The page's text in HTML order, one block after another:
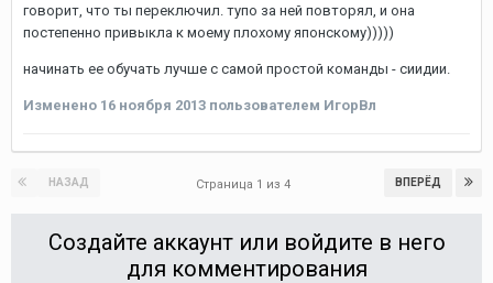
говорит, что ты переключил. тупо за ней повторял, и она
постепенно привыкла к моему плохому японскому)))))
начинать ее обучать лучше с самой простой команды - сиидии.
Изменено 16 ноября 2013 пользователем ИгорВл
НАЗАД ВПЕРЁД
Страница 1 из 4
Создайте аккаунт или войдите в него
для комментирования